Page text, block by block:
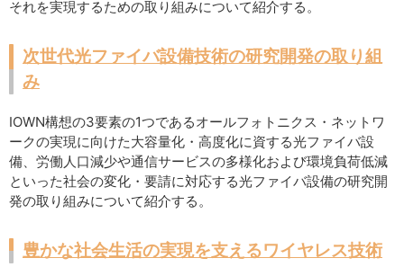
それを実現するための取り組みについて紹介する。
次世代光ファイバ設備技術の研究開発の取り組
み
IOWN構想の3要素の1つであるオールフォトニクス・ネットワ
ークの実現に向けた大容量化・高度化に資する光ファイバ設
備、労働人口減少や通信サービスの多様化および環境負荷低減
といった社会の変化・要請に対応する光ファイバ設備の研究開
発の取り組みについて紹介する。
豊かな社会生活の実現を支えるワイヤレス技術